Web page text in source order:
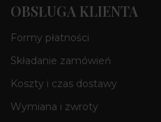
OBSŁUGA KLIENTA
Formy płatności
Składanie zamówień
Koszty i czas dostawy
Wymiana i zwroty